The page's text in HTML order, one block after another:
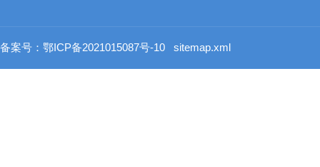
备案号：鄂ICP备2021015087号-10 sitemap.xml